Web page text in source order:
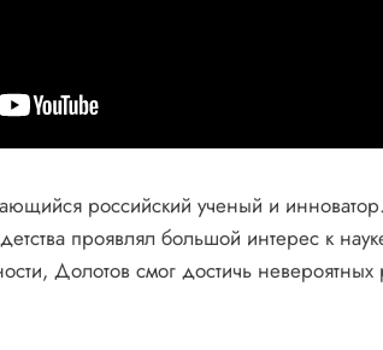
российский ученый и
проявлял большой интерес к
Долотов смог достичь невероятных